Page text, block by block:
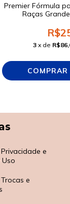
Premier Fórmula
Raças
3 x de
e
e